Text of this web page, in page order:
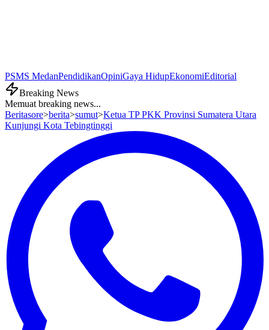
PSMS MedanPendidikanOpiniGaya HidupEkonomiEditorial
Breaking News
Memuat breaking news...
Beritasore>berita>sumut>Ketua TP PKK Provinsi Sumatera Utara
Kunjungi Kota Tebingtinggi